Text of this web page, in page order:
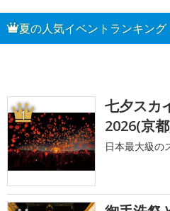
夏の人気イベントランキング
1
七夕スカ
2026(京
日本最大級の